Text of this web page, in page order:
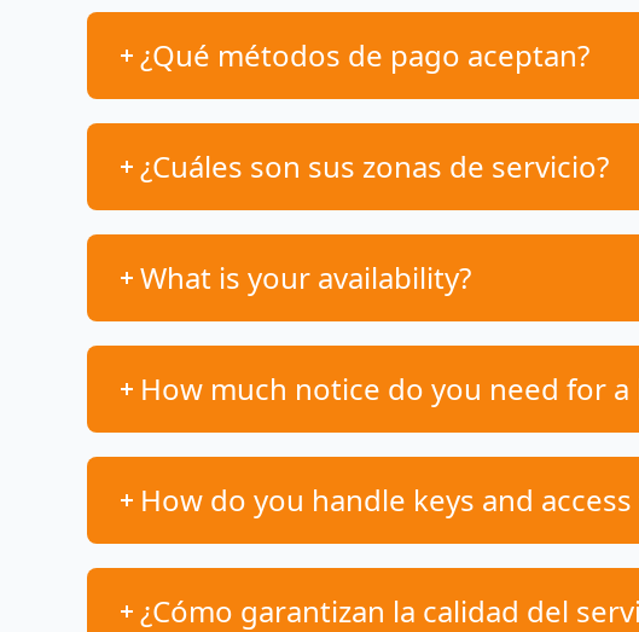
¿Qué métodos de pago aceptan?
¿Cuáles son sus zonas de servicio?
What is your availability?
How much notice do you need for a
How do you handle keys and
¿Cómo garantizan la calidad del